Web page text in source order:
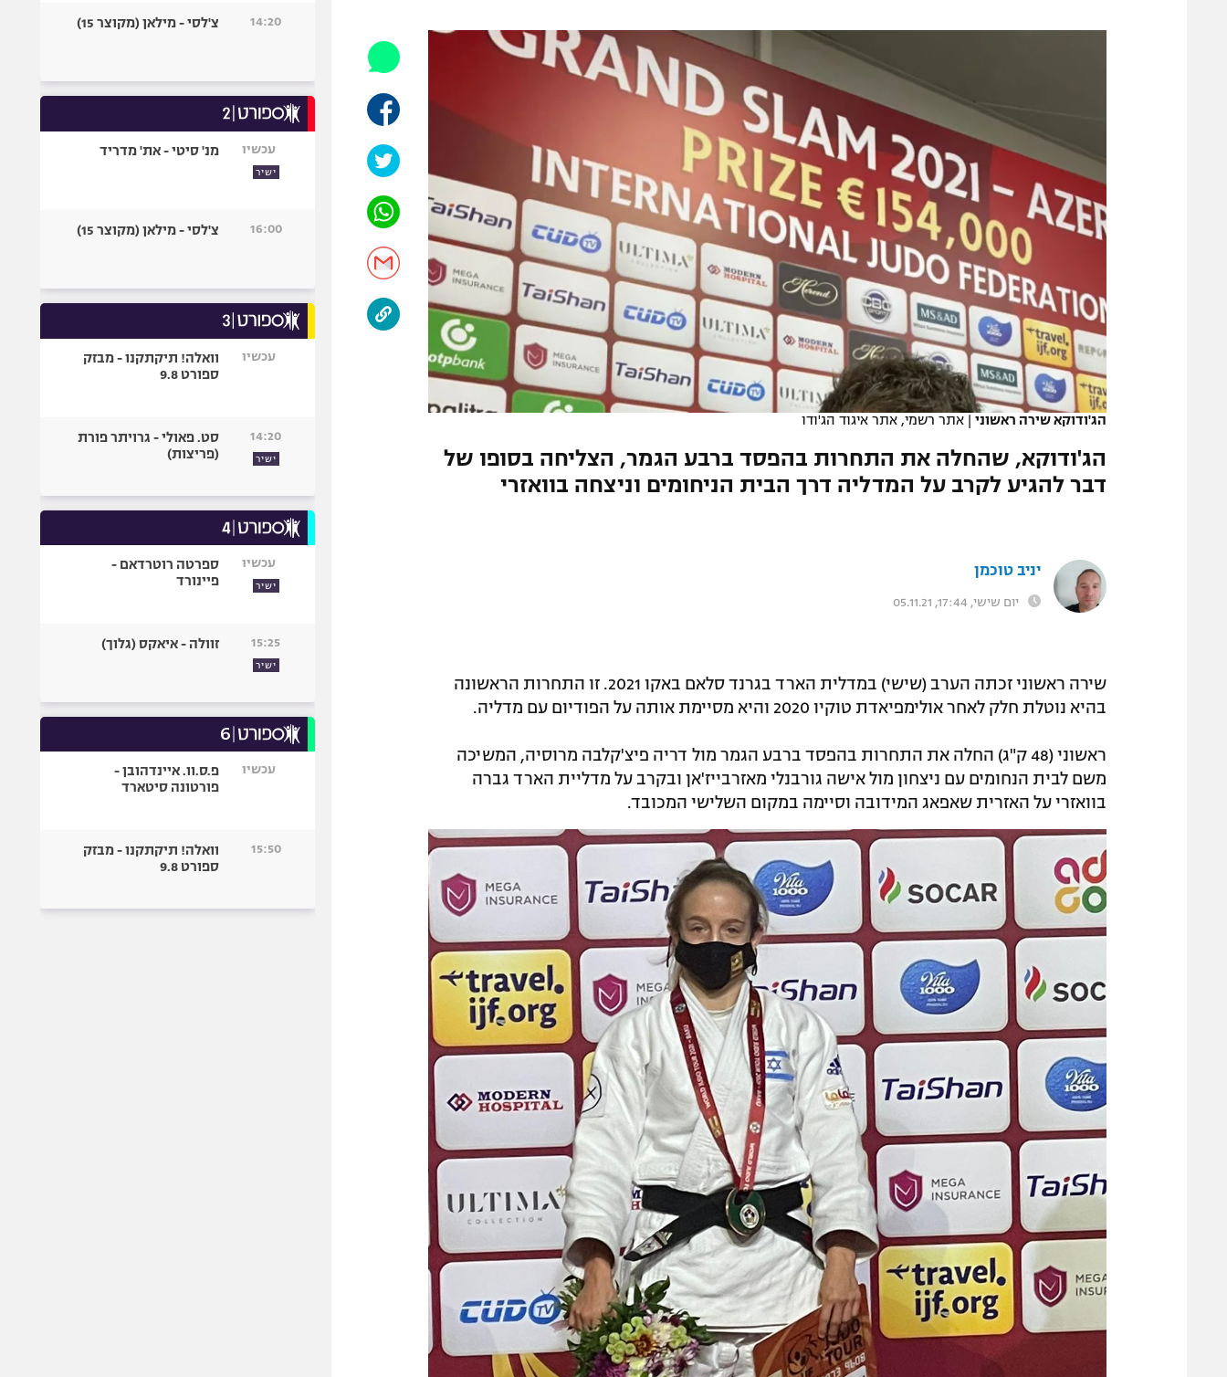
גיימינג E-Sports
תנאי שימוש
מדיניות פרטיות
תקנון פעילות ספורט 1
רשיון להקרנה פומבית לבית עסק
הצטרפות לחבילת הערוצים
לוח דרושים – ג'ובנט
תגיות
המגזין
הפועל תל אביב
הפועל חיפה
הפועל באר שבע
מכבי נתניה
בני יהודה
ליגה סינית
ליגה ברזילאית
ליגות נוספות
אופניים
כדורמים
פוטבול אמריקאי NFL
בייסבול MLB
הג'ודוקא שירה ראשוני | אתר רשמי, אתר איגוד הג'ודו
הג'ודוקא, שהחלה את התחרות בהפסד ברבע הגמר, הצליחה בסופו של
דבר להגיע לקרב על המדליה דרך הבית הניחומים וניצחה בוואזרי
יניב טוכמן
יום שישי, 17:44, 05.11.21
שירה ראשוני זכתה הערב (שישי) במדלית הארד בגרנד סלאם באקו 2021. זו התחרות הראשונה
בהיא נוטלת חלק לאחר אולימפיאדת טוקיו 2020 והיא מסיימת אותה על הפודיום עם מדליה.
ראשוני (48 ק"ג) החלה את התחרות בהפסד ברבע הגמר מול דריה פיצ'קלבה מרוסיה, המשיכה
משם לבית הנחומים עם ניצחון מול אישה גורבנלי מאזרבייז'אן ובקרב על מדליית הארד גברה
בוואזרי על האזרית שאפאג המידובה וסיימה במקום השלישי המכובד.
14:20 צ'לסי - מילאן (מקוצר 15)
עכשיו
ישיר
מנ' סיטי - את' מדריד
16:00 צ'לסי - מילאן (מקוצר 15)
עכשיו
וואלה! תיקתקנו - מבזק
ספורט 9.8
14:20
ישיר
סט. פאולי - גרויתר פורת
(פריצות)
עכשיו
ישיר
ספרטה רוטרדאם -
פיינורד
15:25
ישיר
זוולה - איאקס (גלוך)
עכשיו
פ.ס.וו. איינדהובן -
פורטונה סיטארד
15:50
וואלה! תיקתקנו - מבזק
ספורט 9.8